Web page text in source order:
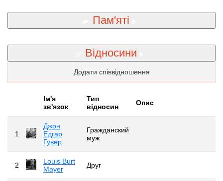
Пам'яті
Відносини
Додати співвідношення
Iм'я
зв'язок
Тип
відносин
Опис
1
Джон
Едгар
Гувер
Гражданский
муж
2
Louis Burt
Mayer
Друг